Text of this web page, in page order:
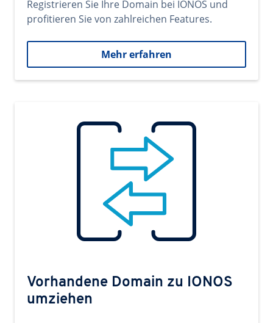
Registrieren Sie Ihre Domain bei IONOS und
profitieren Sie von zahlreichen Features.
Mehr erfahren
Vorhandene Domain zu IONOS
umziehen